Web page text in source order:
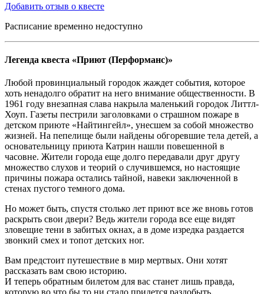
Добавить отзыв о квесте
Расписание временно недоступно
Легенда квеста «Приют (Перформанс)»
Любой провинциальный городок жаждет события, которое
хоть ненадолго обратит на него внимание общественности. В
1961 году внезапная слава накрыла маленький городок Литтл-
Хоуп. Газеты пестрили заголовками о страшном пожаре в
детском приюте «Найтингейл», унесшем за собой множество
жизней. На пепелище были найдены обгоревшие тела детей, а
основательницу приюта Катрин нашли повешенной в
часовне. Жители города еще долго передавали друг другу
множество слухов и теорий о случившемся, но настоящие
причины пожара остались тайной, навеки заключенной в
стенах пустого темного дома.
Но может быть, спустя столько лет приют все же вновь готов
раскрыть свои двери? Ведь жители города все еще видят
зловещие тени в забитых окнах, а в доме изредка раздается
звонкий смех и топот детских ног.
Вам предстоит путешествие в мир мертвых. Они хотят
рассказать вам свою историю.
И теперь обратным билетом для вас станет лишь правда,